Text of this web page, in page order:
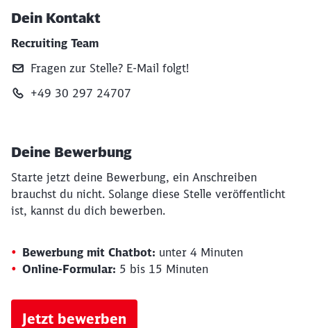
Dein Kontakt
Recruiting Team
Fragen zur Stelle? E‑Mail folgt!
+49 30 297 24707
Deine Bewerbung
Starte jetzt deine Bewerbung, ein Anschreiben
brauchst du nicht. Solange diese Stelle veröffentlicht
ist, kannst du dich bewerben.
Bewerbung mit Chatbot: unter 4 Minuten
Online-Formular: 5 bis 15 Minuten
Jetzt bewerben